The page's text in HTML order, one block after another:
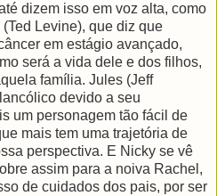
dizem isso em voz alta, como
Levine), que diz que
em estágio avançado,
será a vida dele e dos filhos,
família. Jules (Jeff
devido a seu
um personagem tão fácil de
mais tem uma trajetória de
perspectiva. E Nicky se vê
assim para a noiva Rachel,
de cuidados dos pais, por ser